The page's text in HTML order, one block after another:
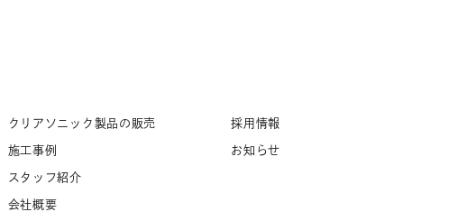
クリアソニック製品の販売
施工事例
スタッフ紹介
会社概要
採用情報
お知らせ